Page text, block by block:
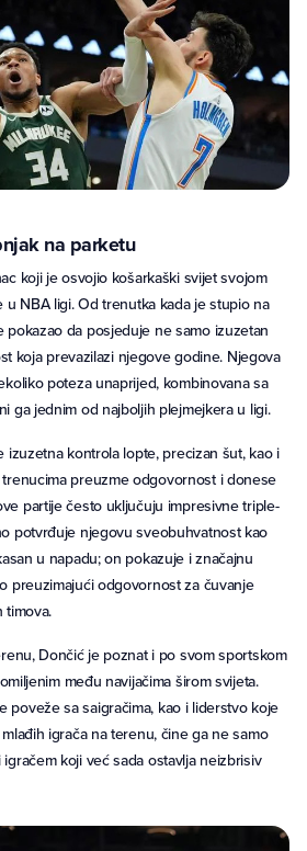
na parketu
koji je osvojio košarkaški svijet svojom
NBA ligi. Od trenutka kada je stupio na
pokazao da posjeduje ne samo izuzetan
koja prevazilazi njegove godine. Njegova
poteza unaprijed, kombinovana sa
ga jednim od najboljih plejmejkera u ligi.
izuzetna kontrola lopte, precizan šut, kao i
preuzme odgovornost i donese
partije često uključuju impresivne triple-
potvrđuje njegovu sveobuhvatnost kao
u napadu; on pokazuje i značajnu
preuzimajući odgovornost za čuvanje
timova.
Dončić je poznat i po svom sportskom
među navijačima širom svijeta.
poveže sa saigračima, kao i liderstvo koje
igrača na terenu, čine ga ne samo
koji već sada ostavlja neizbrisiv